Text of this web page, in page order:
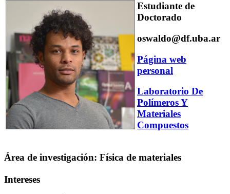
Estudiante de
Doctorado
oswaldo@df.uba.ar
Página web
personal
Laboratorio De
Polímeros Y
Materiales
Compuestos
Área de investigación: Física de materiales
Intereses